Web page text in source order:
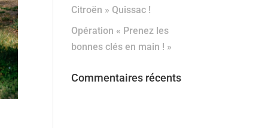
Citroën » Quissac !
Opération « Prenez les
bonnes clés en main ! »
Commentaires récents